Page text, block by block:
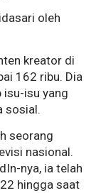
oleh
kreator di
162 ribu. Dia
isu-isu yang
sosial.
seorang
nasional.
nya, ia telah
hingga saat